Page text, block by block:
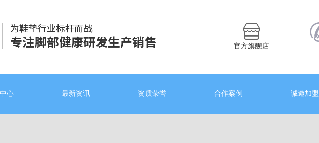
官方旗舰店
心 最新资讯 资质荣誉 合作案例 诚邀加盟